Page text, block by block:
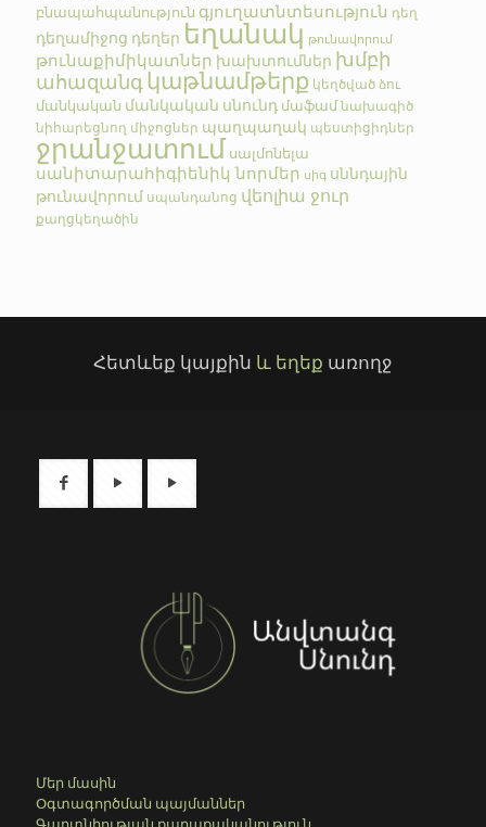
բնապահպանություն գյուղատնտեսություն դեղ
դեղամիջոց դեղեր եղանակ թունավորում
թունաքիմիկատներ խախտումներ խմբի
ահազանգկաթնամթերք կեղծված ձու
մանկական մանկական սնունդ մաֆամ նախագիծ
նիհարեցնող միջոցներ պաղպաղակ պեստիցիդներ
ջրանջատում սալմոնելա
սանիտարահիգիենիկ նորմեր սիգ սննդային
թունավորում սպանդանոց վեոլիա ջուր
քաղցկեղածին
Հետևեք կայքին և եղեք առողջ
Մեր մասին
Օգտագործման պայմաններ